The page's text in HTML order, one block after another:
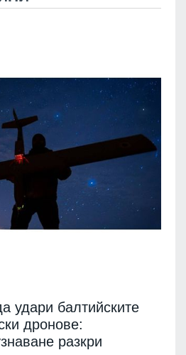
удари балтийските
дронове:
разкри